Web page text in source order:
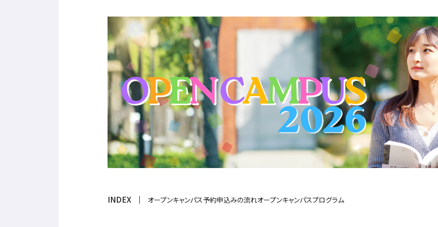
INDEX オープンキャンパス予約申込みの流れオープンキャンパスプログラム